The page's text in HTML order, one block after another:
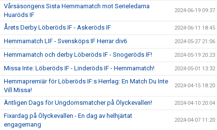
Vårsäsongens Sista Hemmamatch mot Serieledarna
Huaröds IF
2024-06-19 09:37
Årets Derby Löberöds IF - Askeröds IF 2024-06-11 18:45
Hemmamatch LIF - Svensköps IF Herrar div6 2024-05-27 21:06
Hemmamatch och derby Löberöds IF - Snogeröds IF! 2024-05-19 20:23
Missa Inte: Löberöds IF - Linderöds IF - Hemmamatch! 2024-05-01 13:32
Hemmapremiär för Löberöds IF:s Herrlag: En Match Du Inte
Vill Missa!
2024-04-15 18:20
Äntligen Dags för Ungdomsmatcher på Ölyckevallen! 2024-04-10 20:04
Fixardag på Ölyckevallen - En dag av helhjärtat
engagemang
2024-04-07 11:20